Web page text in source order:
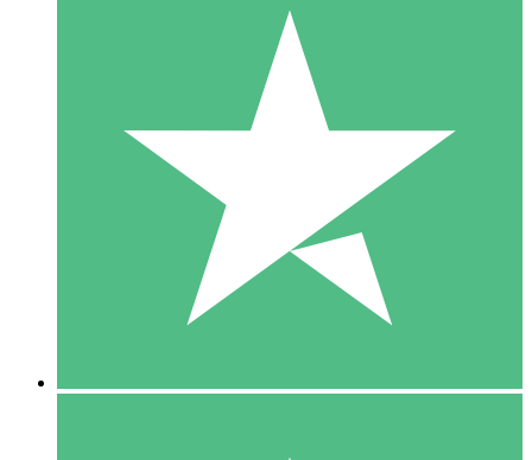
Individuelle Credit-Pakete
Zahlen Sie nach Bedarf mit Download-Credits. Keine
monatliche Verpflichtung erforderlich.
10 00